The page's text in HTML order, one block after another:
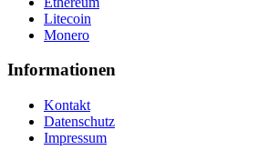
Litecoin
Monero
Informationen
Kontakt
Datenschutz
Impressum